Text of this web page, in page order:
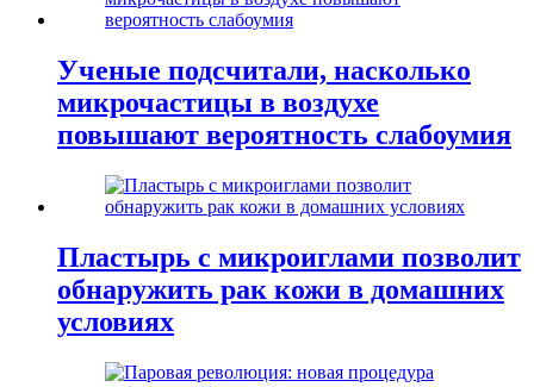
Ученые подсчитали, насколько
микрочастицы в воздухе
повышают вероятность слабоумия
Пластырь с микроиглами позволит
обнаружить рак кожи в домашних
условиях